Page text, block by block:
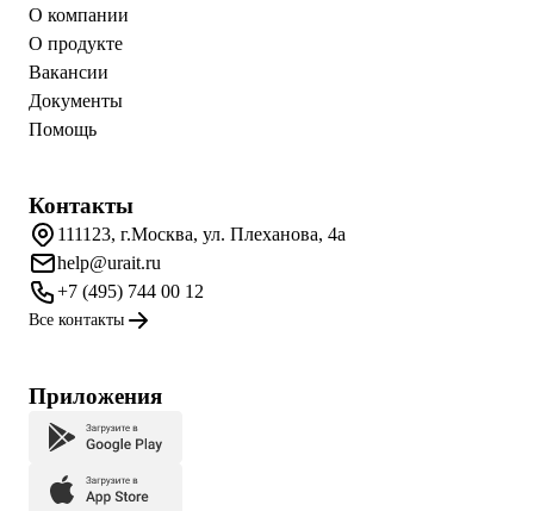
О компании
О продукте
Вакансии
Документы
Помощь
Контакты
111123, г.Москва, ул. Плеханова, 4а
help@urait.ru
+7 (495) 744 00 12
Все контакты
Приложения